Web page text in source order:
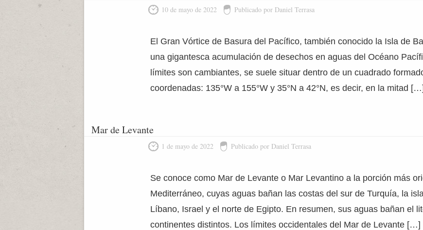
10 de mayo de 2022 Publicado por Daniel Terrasa
El Gran Vórtice de Basura del Pacífico, también conocido la Isla de
una gigantesca acumulación de desechos en aguas del Océano
límites son cambiantes, se suele situar dentro de un cuadrado
coordenadas: 135°W a 155°W y 35°N a 42°N, es decir, en la mitad […]
Mar de Levante
1 de mayo de 2022 Publicado por Daniel Terrasa
Se conoce como Mar de Levante o Mar Levantino a la porción más
Mediterráneo, cuyas aguas bañan las costas del sur de Turquía, la
Líbano, Israel y el norte de Egipto. En resumen, sus aguas bañan el
continentes distintos. Los límites occidentales del Mar de Levante […]